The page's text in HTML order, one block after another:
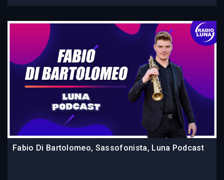
Fabio Di Bartolomeo, Sassofonista, Luna Podcast